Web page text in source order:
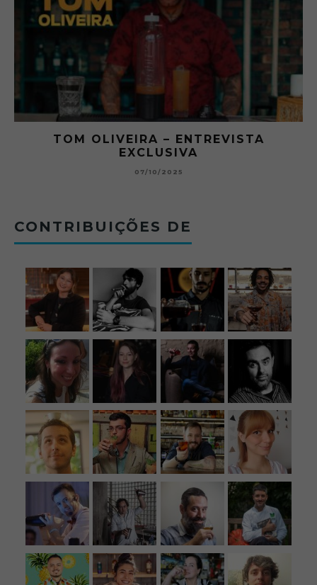
O ABRE DO BAR #11 — CHARLES
BETONEIRA ABRE O JOGO NO BOTECO
BOLOVO
CONTRIBUIÇÕES DE